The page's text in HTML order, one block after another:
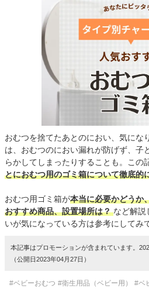
おむつを捨てたあとのにおい、気にな
は、おむつのにおい漏れが防げず、子
らかしてしまったりすることも。この
とにおむつ用のゴミ箱について徹底的
おむつ用ゴミ箱が本当に必要かどうか
おすすめ商品、設置場所は？など解説
いが気になっている方は参考にしてみ
本記事はプロモーションが含まれています。
（公開日2023年04月27日）
#ベビーおむつ #衛生用品（ベビー用） #ベ